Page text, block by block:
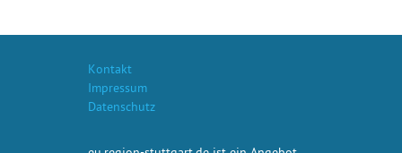
Kontakt
Impressum
Datenschutz